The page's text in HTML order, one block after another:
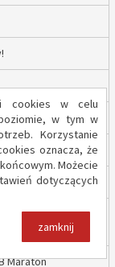
cookies w celu
w tym w
Korzystanie
oznacza, że
Możecie
dotyczących
zamknij
– etap II”
Zachęcamy
Maraton